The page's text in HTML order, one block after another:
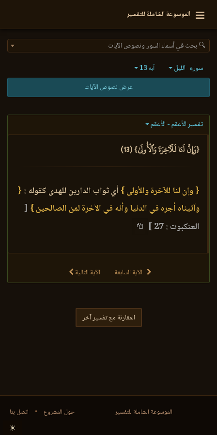
الموسوعة الشاملة للتفسير
🔍 بحث في أسماء السور ونصوص الآيات
سورة الليل آية 13
عرض نصوص الآيات
تفسير الأعقم - الأعقم
{وَإِنَّ لَنَا لَلۡأٓخِرَةَ وَٱلۡأُولَىٰ} (13)
{ وإن لنا للآخرة والأولى } أي ثواب الدارين للهدى كقوله : {
وآتيناه أجره في الدنيا وأنه في الآخرة لمن الصالحين } [
العنكبوت : 27 ]
الآية السابقة الآية التالية
المقارنة مع تفسير آخر
حول المشروع • اتصل بنا الموسوعة الشاملة للتفسير
☀